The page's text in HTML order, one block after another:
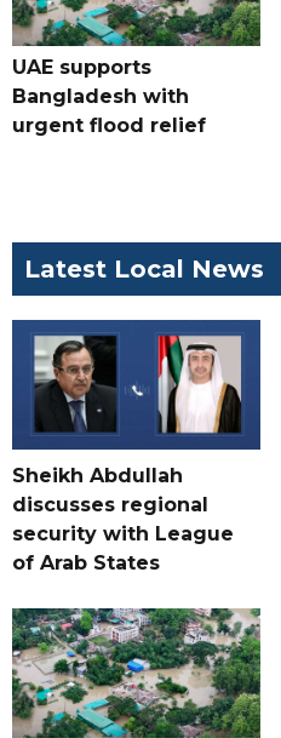
UAE supports
Bangladesh with
urgent flood relief
Latest Local News
Sheikh Abdullah
discusses regional
security with League
of Arab States